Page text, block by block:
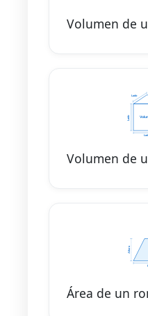
Volumen de
Volumen de
Área de un